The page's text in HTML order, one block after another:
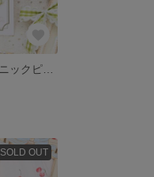
SOLD OUT